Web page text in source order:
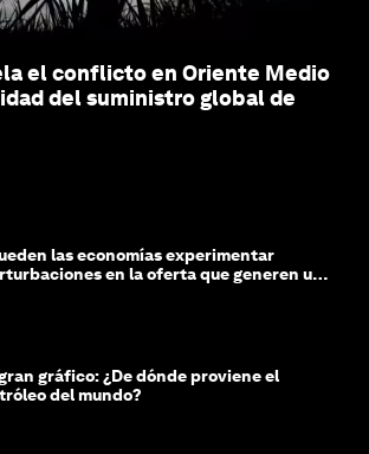
el conflicto en Oriente Medio
del suministro global de
las economías experimentar
en la oferta que generen un
gráfico: ¿De dónde proviene el
del mundo?